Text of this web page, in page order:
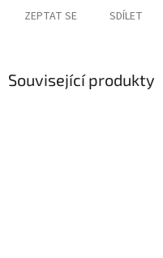
ZEPTAT SE SDÍLET
Související produkty